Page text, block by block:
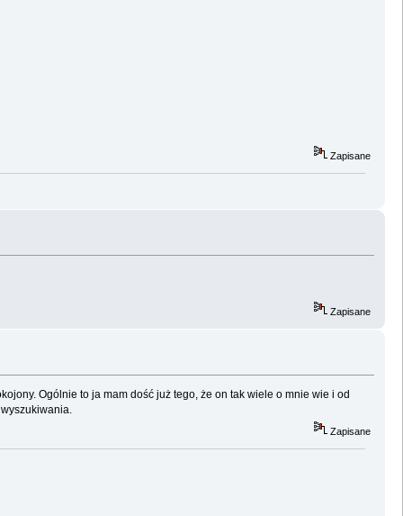
Zapisane
Zapisane
Ogólnie to ja mam dość już tego, że on tak wiele o mnie wie i od
Zapisane